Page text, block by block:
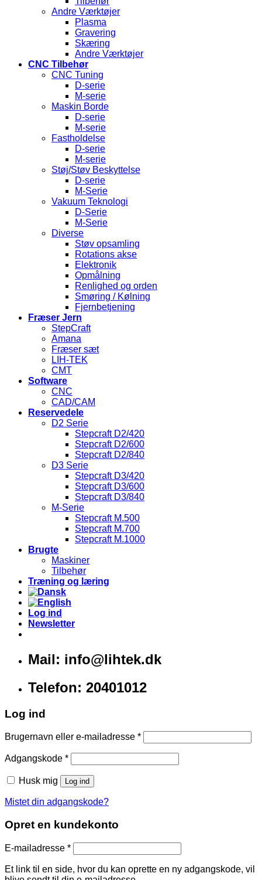
Andre Værktøjer
Plasma
Gravering
Skæring
Andre Værktøjer
CNC Tilbehør
CNC Tuning
D-serie
M-serie
Maskin Borde
D-serie
M-serie
Fastholdelse
D-serie
M-serie
Støj/Støv Beskyttelse
D-serie
M-Serie
Vakuum Teknologi
D-Serie
M-Serie
Diverse
Støv opsamling
Rotations akse
Elektronik
Opmålning
Renlighed og orden
Smøring / Kølning
Fjernbetjening
Fræser Jern
StepCraft
Amana
Fræser sæt
LIH-TEK
CMT
Software
CNC
CAD/CAM
Reservedele
D2 Serie
Stepcraft D2/420
Stepcraft D2/600
Stepcraft D2/840
D3 Serie
Stepcraft D3/420
Stepcraft D3/600
Stepcraft D3/840
M-Serie
Stepcraft M.500
Stepcraft M.700
Stepcraft M.1000
Brugte
Maskiner
Tilbehør
Træning og læring
Log ind
Newsletter
Mail: info@lihtek.dk
Telefon: 20401012
Log ind
Brugernavn eller e-mailadresse *
Adgangskode *
Husk mig Log ind
Mistet din adgangskode?
Opret en kundekonto
E-mailadresse *
Et link til en side, hvor du kan oprette en ny adgangskode, vil